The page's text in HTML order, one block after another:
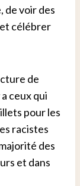
de voir des
célébrer
de
ceux qui
pour les
racistes
des
et dans